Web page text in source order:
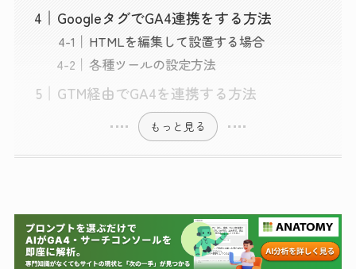
GoogleタグでGA4連携をする方法
HTMLを編集して設置する場合
各種ツールの設定方法
GTM経由でGA4を連携する方法
もっと見る